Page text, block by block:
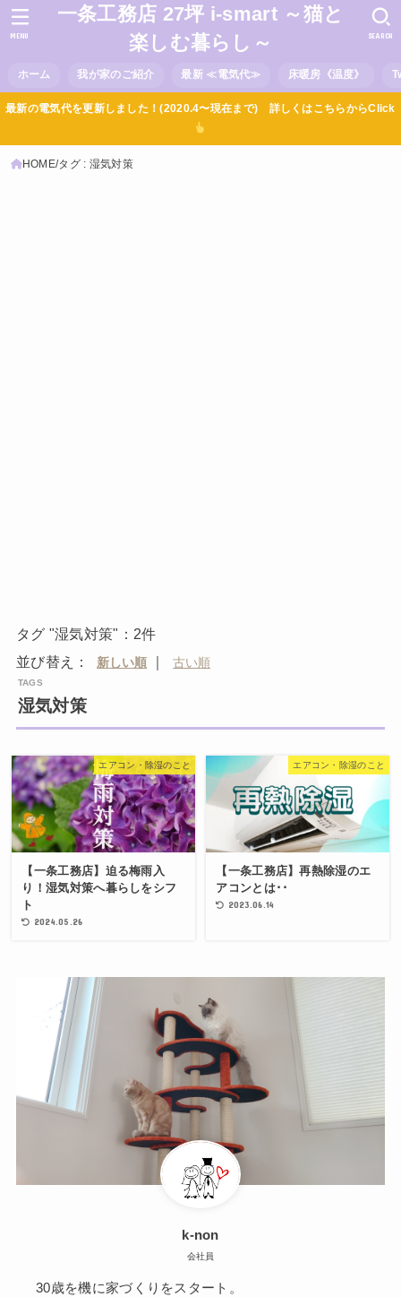
一条工務店 27坪 i-smart ～猫と
楽しむ暮らし～
ホーム 我が家のご紹介 最新 ≪電気代≫ 床暖房《温度》
SEARCH
MENU
最新の電気代を更新しました！(2020.4〜現在まで) 詳しくはこちらからClick
HOME タグ : 湿気対策
タグ "湿気対策"：2件
並び替え：
｜
湿気対策
エアコン・除湿のこと
【一条工務店】迫る梅雨入
り！湿気対策へ暮らしをシフ
ト
2024.05.26
エアコン・除湿のこと
【一条工務店】再熱除湿のエ
アコンとは･･
2023.06.14
k-non
会社員
30歳を機に家づくりをスタート。